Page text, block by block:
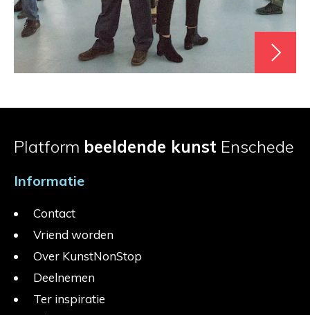
Platform beeldende kunst Enschede
Informatie
Contact
Vriend worden
Over KunstNonStop
Deelnemen
Ter inspiratie